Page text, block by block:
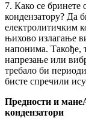
7. Како се бринете
кондензатору? Да
електролитичким
њихово излагање
напонима. Такође,
напрезање или
требало би
бисте спречили
Предности и мане
кондензатори